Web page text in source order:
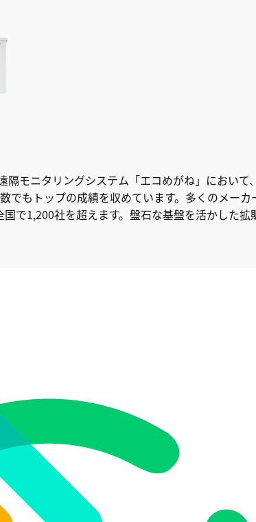
モニタリングシステム「エコめがね」において
でもトップの成績を収めています。多くのメー
で1,200社を超えます。盤石な基盤を活かした拡